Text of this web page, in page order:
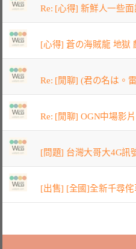
Re: [心得] 新鮮人一些面
[心得] 蒼の海賊龍 地獄
Re: [閒聊] (君の名は。
Re: [閒聊] OGN中場影
[問題] 台灣大哥大4G訊
[出售] [全國]全新千尋侘